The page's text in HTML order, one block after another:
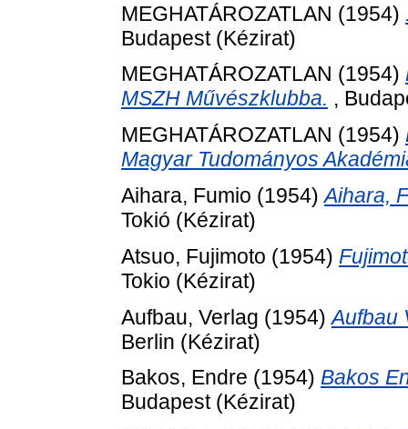
MEGHATÁROZATLAN (1954)
Budapest (Kézirat)
MEGHATÁROZATLAN (1954)
MSZH Művészklubba. ,
MEGHATÁROZATLAN (1954)
Magyar Tudományos
Aihara, Fumio (1954)Aihara,
Tokió (Kézirat)
Atsuo, Fujimoto (1954)
Tokio (Kézirat)
Aufbau, Verlag (1954)Aufbau
Berlin (Kézirat)
Bakos, Endre (1954) Bakos
Budapest (Kézirat)